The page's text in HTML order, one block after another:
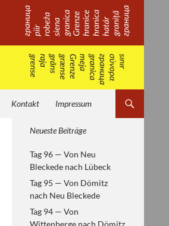
Kontakt Impressum
Von Helsinki zum
europäische Geschichte
erfahren
Neueste Beiträge
Tag 96 — Von Neu
Bleckede nach Lübeck
Tag 95 — Von Dömitz
nach Neu Bleckede
Tag 94 — Von
Wittenberge nach Dömitz